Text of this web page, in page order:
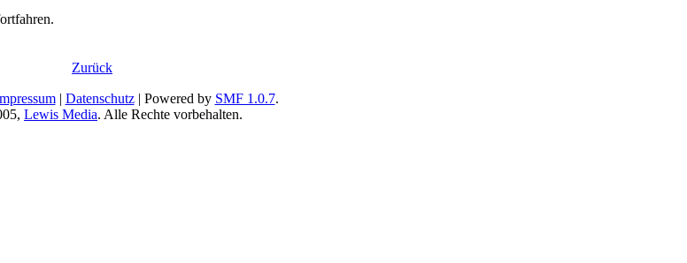
Zurück
| Datenschutz| Powered by SMF 1.0.7.
Lewis Media. Alle Rechte vorbehalten.